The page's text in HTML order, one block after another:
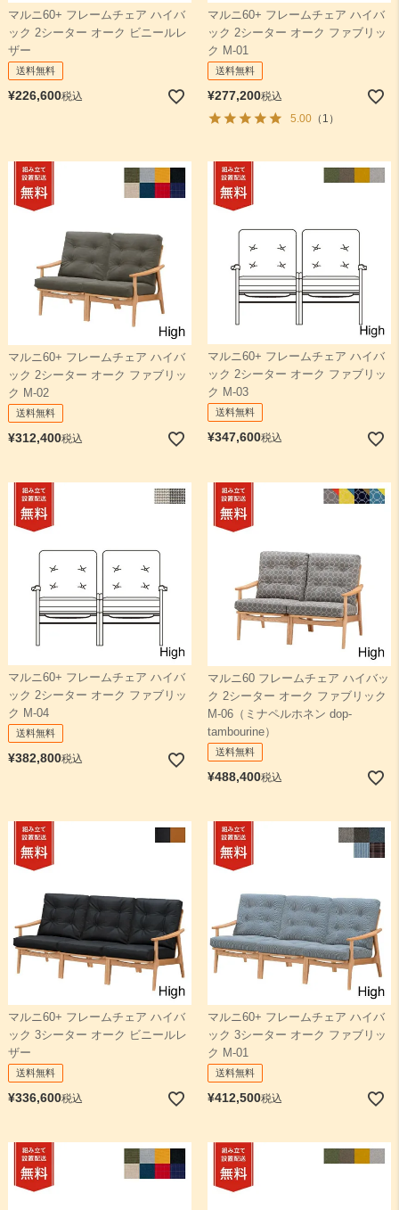
マルニ60+ フレームチェア ハイバ
ック 2シーター オーク ビニールレ
ザー
送料無料
¥226,600税込
マルニ60+ フレームチェア ハイバ
ック 2シーター オーク ファブリッ
ク M-01
送料無料
¥277,200税込
5.00（1）
マルニ60+ フレームチェア ハイバ
ック 2シーター オーク ファブリッ
ク M-02
送料無料
¥312,400税込
マルニ60+ フレームチェア ハイバ
ック 2シーター オーク ファブリッ
ク M-03
送料無料
¥347,600税込
マルニ60+ フレームチェア ハイバ
ック 2シーター オーク ファブリッ
ク M-04
送料無料
¥382,800税込
マルニ60 フレームチェア ハイバッ
ク 2シーター オーク ファブリック
M-06（ミナペルホネン dop-
tambourine）
送料無料
¥488,400税込
マルニ60+ フレームチェア ハイバ
ック 3シーター オーク ビニールレ
ザー
送料無料
¥336,600税込
マルニ60+ フレームチェア ハイバ
ック 3シーター オーク ファブリッ
ク M-01
送料無料
¥412,500税込